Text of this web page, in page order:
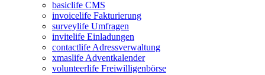
basiclife CMS
invoicelife Fakturierung
surveylife Umfragen
invitelife Einladungen
contactlife Adressverwaltung
xmaslife Adventkalender
volunteerlife Freiwilligenbörse